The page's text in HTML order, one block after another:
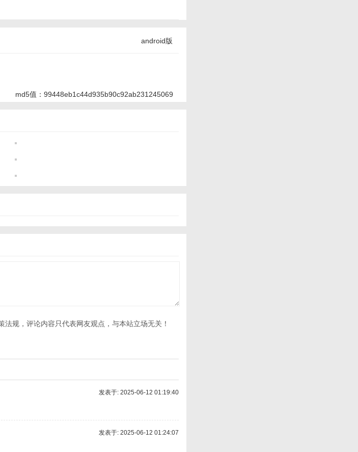
android版
md5值：99448eb1c44d935b90c92ab231245069
法规，评论内容只代表网友观点，与本站立场无关！
发表于: 2025-06-12 01:19:40
发表于: 2025-06-12 01:24:07